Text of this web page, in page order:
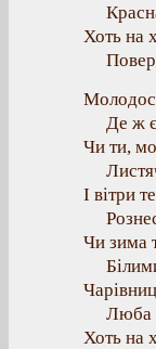
Хоть на
Де ж
Чи ти,
І вітри
Чи зима
Люба
Хоть на